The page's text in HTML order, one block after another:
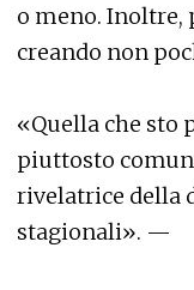
o meno. Inoltre,
creando non
«Quella che sto
piuttosto
rivelatrice della
stagionali». —